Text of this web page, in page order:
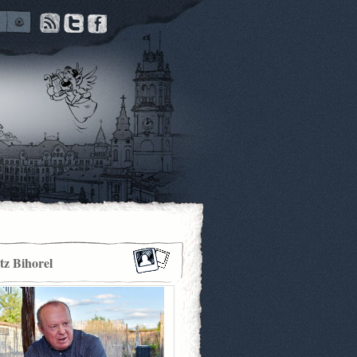
Bihorel